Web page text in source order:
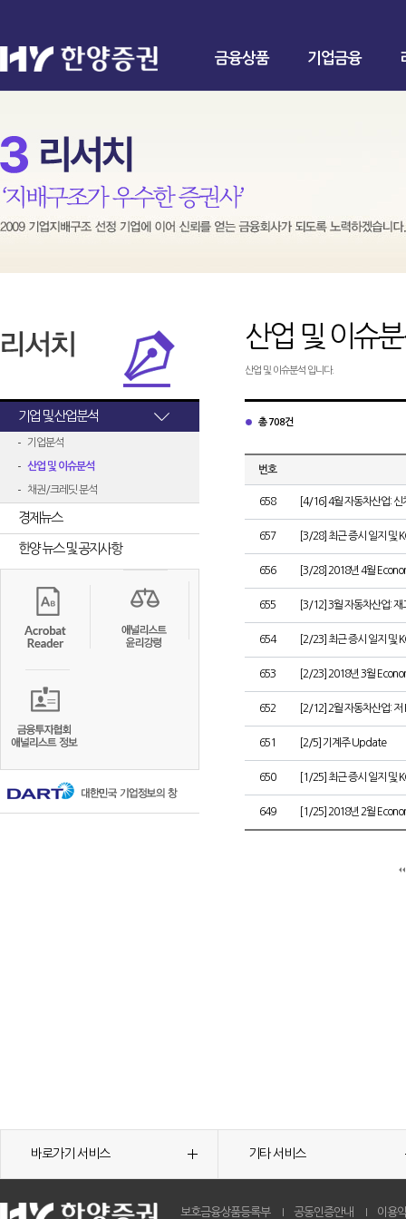
금융상품 기업금융
기업 및 산업분석
기업분석
산업 및 이슈분석
채권/크레딧 분석
경제뉴스
한양 뉴스 및 공지사항
산업 및 이슈
산업 및 이슈분석 입니다.
총 708건
번호
658 [4/16] 4월 자동차산업:
657 [3/28] 최근 증시 일지 및
656 [3/28] 2018년 4월
655 [3/12] 3월 자동차산업:
654 [2/23] 최근 증시 일지 및
653 [2/23] 2018년 3월
652 [2/12] 2월 자동차산업: 저
651 [2/5] 기계주 Update
650 [1/25] 최근 증시 일지 및
649 [1/25] 2018년 2월
바로가기 서비스 기타 서비스
보호금융상품등록부 공동인증안내 이용